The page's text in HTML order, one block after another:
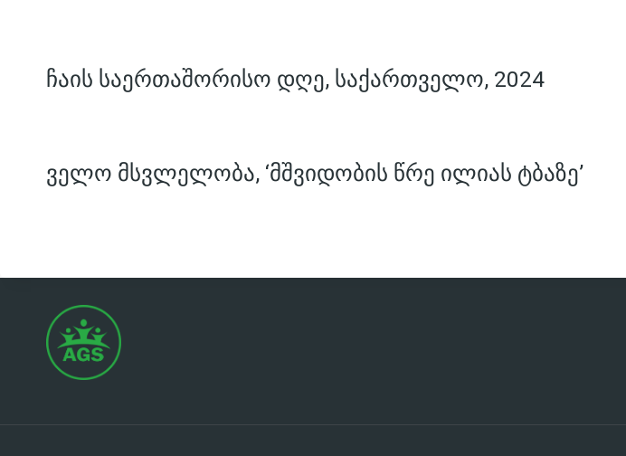
ჩაის საერთაშორისო დღე, საქართველო, 2024
ველო მსვლელობა, ‘მშვიდობის წრე ილიას ტბაზე’